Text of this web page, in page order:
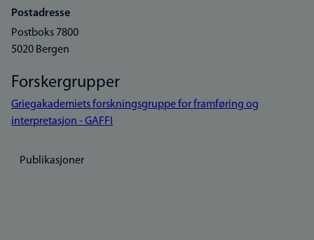
Postadresse
Postboks 7800
5020 Bergen
Forskergrupper
Griegakademiets forskningsgruppe for framføring og
interpretasjon - GAFFI
Publikasjoner